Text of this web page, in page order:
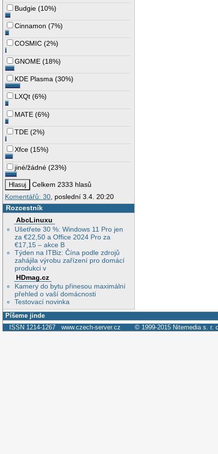
Budgie (10%)
Cinnamon (7%)
COSMIC (2%)
GNOME (18%)
KDE Plasma (30%)
LXQt (6%)
MATE (6%)
TDE (2%)
Xfce (15%)
jiné/žádné (23%)
Celkem 2333 hlasů
Komentářů: 30, poslední 3.4. 20:20
Rozcestník
AbcLinuxu
Ušetřete 30 %: Windows 11 Pro jen
za €22,50 a Office 2024 Pro za
€17,15 – akce B
Týden na ITBiz: Čína podle zdrojů
zahájila výrobu zařízení pro domácí
produkci v
HDmag.cz
Kamery do bytu přinesou maximální
přehled o vaší domácnosti
Testovací novinka
Píšeme jinde
ISSN 1214-1267 www.czech-server.cz © 1999-2015 Nitemedia s. r.